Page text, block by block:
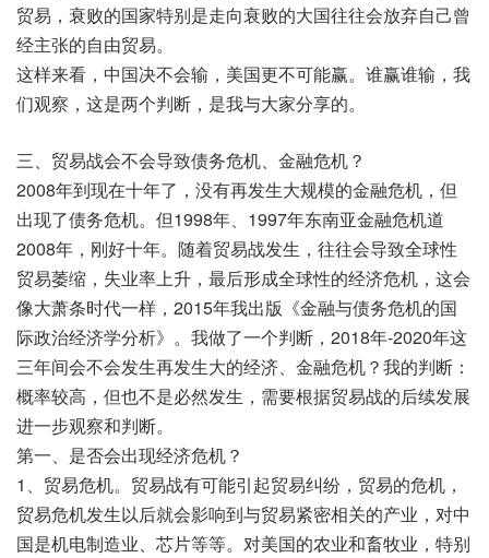
贸易，衰败的国家特别是走向衰败的大国往往会放弃自己曾
经主张的自由贸易。
这样来看，中国决不会输，美国更不可能赢。谁赢谁输，我
们观察，这是两个判断，是我与大家分享的。
三、贸易战会不会导致债务危机、金融危机？
2008年到现在十年了，没有再发生大规模的金融危机，但
出现了债务危机。但1998年、1997年东南亚金融危机道
2008年，刚好十年。随着贸易战发生，往往会导致全球性
贸易萎缩，失业率上升，最后形成全球性的经济危机，这会
像大萧条时代一样，2015年我出版《金融与债务危机的国
际政治经济学分析》。我做了一个判断，2018年-2020年这
三年间会不会发生再发生大的经济、金融危机？我的判断：
概率较高，但也不是必然发生，需要根据贸易战的后续发展
进一步观察和判断。
第一、是否会出现经济危机？
1、贸易危机。贸易战有可能引起贸易纠纷，贸易的危机，
贸易危机发生以后就会影响到与贸易紧密相关的产业，对中
国是机电制造业、芯片等等。对美国的农业和畜牧业，特别